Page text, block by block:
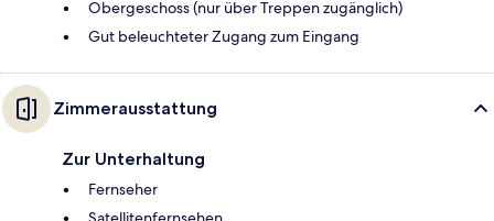
Obergeschoss (nur über Treppen zugänglich)
Gut beleuchteter Zugang zum Eingang
Zimmerausstattung
Zur Unterhaltung
Fernseher